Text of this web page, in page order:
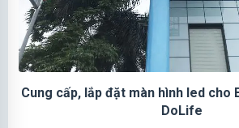
Cung cấp, lắp đặt màn hình led cho
DoLife